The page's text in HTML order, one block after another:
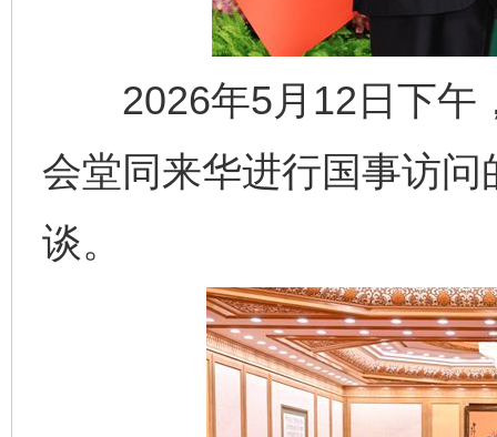
2026年5月12日下午
会堂同来华进行国事访
谈。